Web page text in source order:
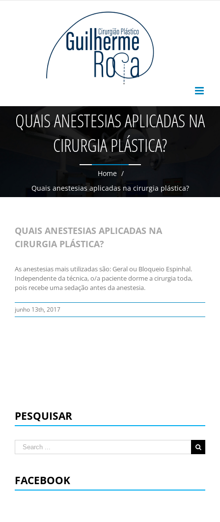
QUAIS ANESTESIAS APLICADAS NA
CIRURGIA PLÁSTICA?
Home /
Quais anestesias aplicadas na cirurgia plástica?
QUAIS ANESTESIAS APLICADAS NA
CIRURGIA PLÁSTICA?
As anestesias mais utilizadas são: Geral ou Bloqueio Espinhal.
Independente da técnica, o/a paciente dorme a cirurgia toda,
pois recebe uma sedação antes da anestesia.
junho 13th, 2017
PESQUISAR
Search
for:
FACEBOOK